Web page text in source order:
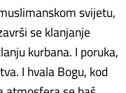
svijetu,
se klanjanje
kurbana. I poruka,
I hvala Bogu, kod